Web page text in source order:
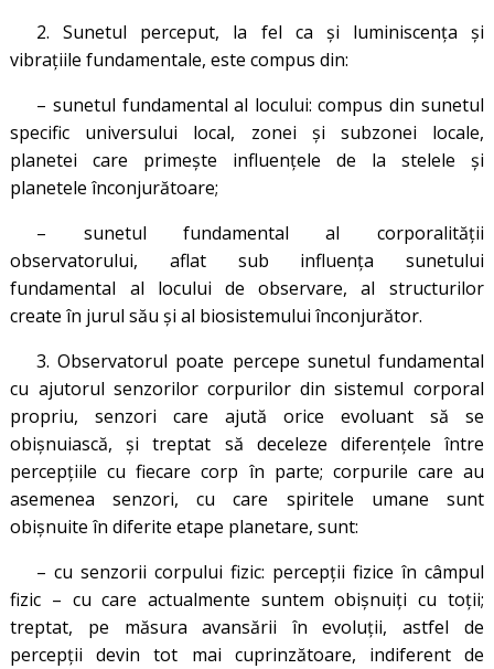
2. Sunetul perceput, la fel ca şi luminiscenţa şi
vibraţiile fundamentale, este compus din:
– sunetul fundamental al locului: compus din sunetul
specific universului local, zonei și subzonei locale,
planetei care primește influențele de la stelele și
planetele înconjurătoare;
– sunetul fundamental al corporalității
observatorului, aflat sub influența sunetului
fundamental al locului de observare, al structurilor
create în jurul său și al biosistemului înconjurător.
3. Observatorul poate percepe sunetul fundamental
cu ajutorul senzorilor corpurilor din sistemul corporal
propriu, senzori care ajută orice evoluant să se
obişnuiască, şi treptat să deceleze diferenţele între
percepţiile cu fiecare corp în parte; corpurile care au
asemenea senzori, cu care spiritele umane sunt
obişnuite în diferite etape planetare, sunt:
– cu senzorii corpului fizic: percepţii fizice în câmpul
fizic – cu care actualmente suntem obişnuiţi cu toţii;
treptat, pe măsura avansării în evoluţii, astfel de
percepţii devin tot mai cuprinzătoare, indiferent de